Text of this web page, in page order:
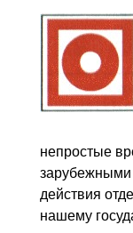
непростые
действия
нашему